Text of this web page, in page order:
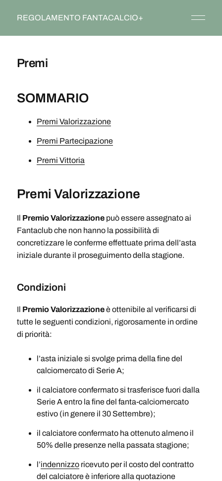
REGOLAMENTO FANTACALCIO+
Premi
SOMMARIO
Premi Valorizzazione
Premi Partecipazione
Premi Vittoria
Premi Valorizzazione
Il Premio Valorizzazionepuò essere assegnato ai
Fantaclub che non hanno la possibilità di
concretizzare le conferme effettuate prima dell’asta
iniziale durante il proseguimento della stagione.
Condizioni
Il Premio Valorizzazioneè ottenibile al verificarsi di
tutte le seguenti condizioni, rigorosamente in ordine
di priorità:
l’asta iniziale si svolge prima della fine del
calciomercato di Serie A;
il calciatore confermato si trasferisce fuori dalla
Serie A entro la fine del fanta-calciomercato
estivo (in genere il 30 Settembre);
il calciatore confermato ha ottenuto almeno il
50% delle presenze nella passata stagione;
l’indennizzoricevuto per il costo del contratto
del calciatore è inferiore alla quotazione